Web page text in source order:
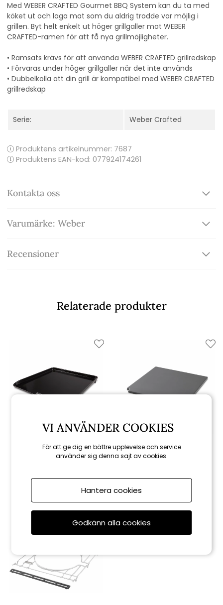
Med WEBER CRAFTED Gourmet BBQ System kan du ta med
köket ut och laga mat som du aldrig trodde var möjlig i
grillen. Byt helt enkelt ut höger grillgaller mot WEBER
CRAFTED-ramen för att få nya grillmöjligheter.
• Ramsats krävs för att använda WEBER CRAFTED grillredskap
• Förvaras under höger grillgaller när det inte används
• Dubbelkolla att din grill är kompatibel med WEBER CRAFTED
grillredskap
Serie: Weber Crafted
Produktens artikelnummer: 7687
Produktens EAN-kod: 077924174261
Kontakta oss
Varumärke: Weber
Recensioner
Relaterade produkter
Weber
Weber Crafted stekplatta
Weber
Weber Crafted pizzasten
VI ANVÄNDER COOKIES
För att ge dig en bättre upplevelse och service
använder sig denna sajt av cookies.
Hantera cookies
Godkänn alla cookies